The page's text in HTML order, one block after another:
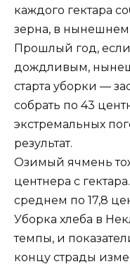
каждого гектара
зерна, в
Прошлый год,
дождливым,
старта уборки —
собрать по 43
экстремальных
результат.
Озимый ячмень
центнера с
среднем по 17,8
Уборка хлеба в
темпы, и
концу страды